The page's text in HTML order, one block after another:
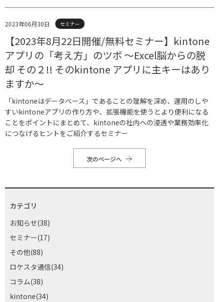
2023年06月30日 セミナー
【2023年8月22日開催/無料セミナー】kintone
アプリの「考え方」のツボ 〜Excel脳からの脱
却 その２!! そのkintone アプリに主キーはあり
ますか〜
「kintoneはデータベース」であることの理解を深め、運用のしや
すいkintoneアプリの作り方や、拡張機能を使うとより便利になる
ことをポイントにまとめて、kintoneの社内への浸透や業務効率化
につなげるヒントをご紹介するセミナー
次のページへ
カテゴリ
お知らせ(38)
セミナー(17)
その他(88)
ロケスタ通信(34)
コラム(38)
kintone(34)